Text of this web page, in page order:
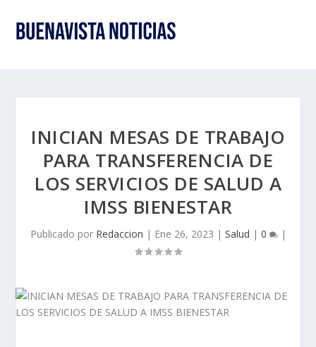
INICIAN MESAS DE TRABAJO
PARA TRANSFERENCIA DE
LOS SERVICIOS DE SALUD A
IMSS BIENESTAR
Publicado por Redaccion | Ene 26, 2023 | Salud | 0 |